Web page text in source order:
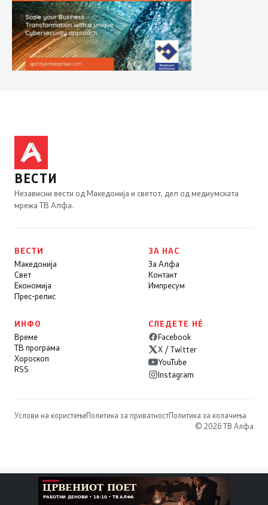
ВЕСТИ
Независни вести од Македонија и светот, дел од медиумската
мрежа ТВ Алфа.
ВЕСТИ
Македонија
Свет
Економија
Прес-релис
ЗА НАС
За Алфа
Контакт
Импресум
ИНФО
Време
ТВ програма
Хороскоп
RSS
СЛЕДЕТЕ НÉ
Facebook
X / Twitter
YouTube
Instagram
Услови на користењеПолитика за приватностПолитика за колачиња
© 2026 ТВ Алфа